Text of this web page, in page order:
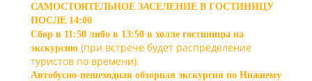
САМОСТОЯТЕЛЬНОЕ ЗАСЕЛЕНИЕ В ГОСТИНИЦУ
ПОСЛЕ 14:00
Сбор в 11:50 либо в 13:50 в холле гостиницы на
экскурсию (при встрече будет распределение
туристов по времени).
Автобусно-пешеходная обзорная экскурсия по Нижнему